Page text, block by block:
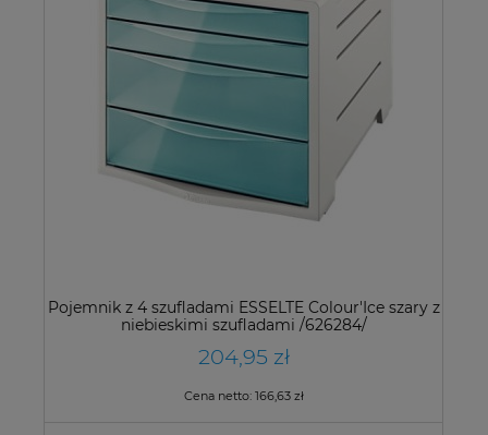
Pojemnik z 4 szufladami ESSELTE Colour'Ice szary z
niebieskimi szufladami /626284/
204,95 zł
Cena netto: 166,63 zł